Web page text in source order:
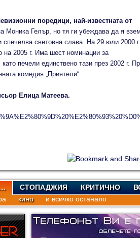
поредици, най-известната от
Моника Гелър, но тя ги убеждава да я
световна слава. На 29 юли 2000 г.
на 2005 г. Има шест номинации за
печели единствено тази през 2002 г.
комедия „Приятели“.
Елица Матеева.
СТОПАДЖИЯ КРИТИЧНО
кино и всичко останало